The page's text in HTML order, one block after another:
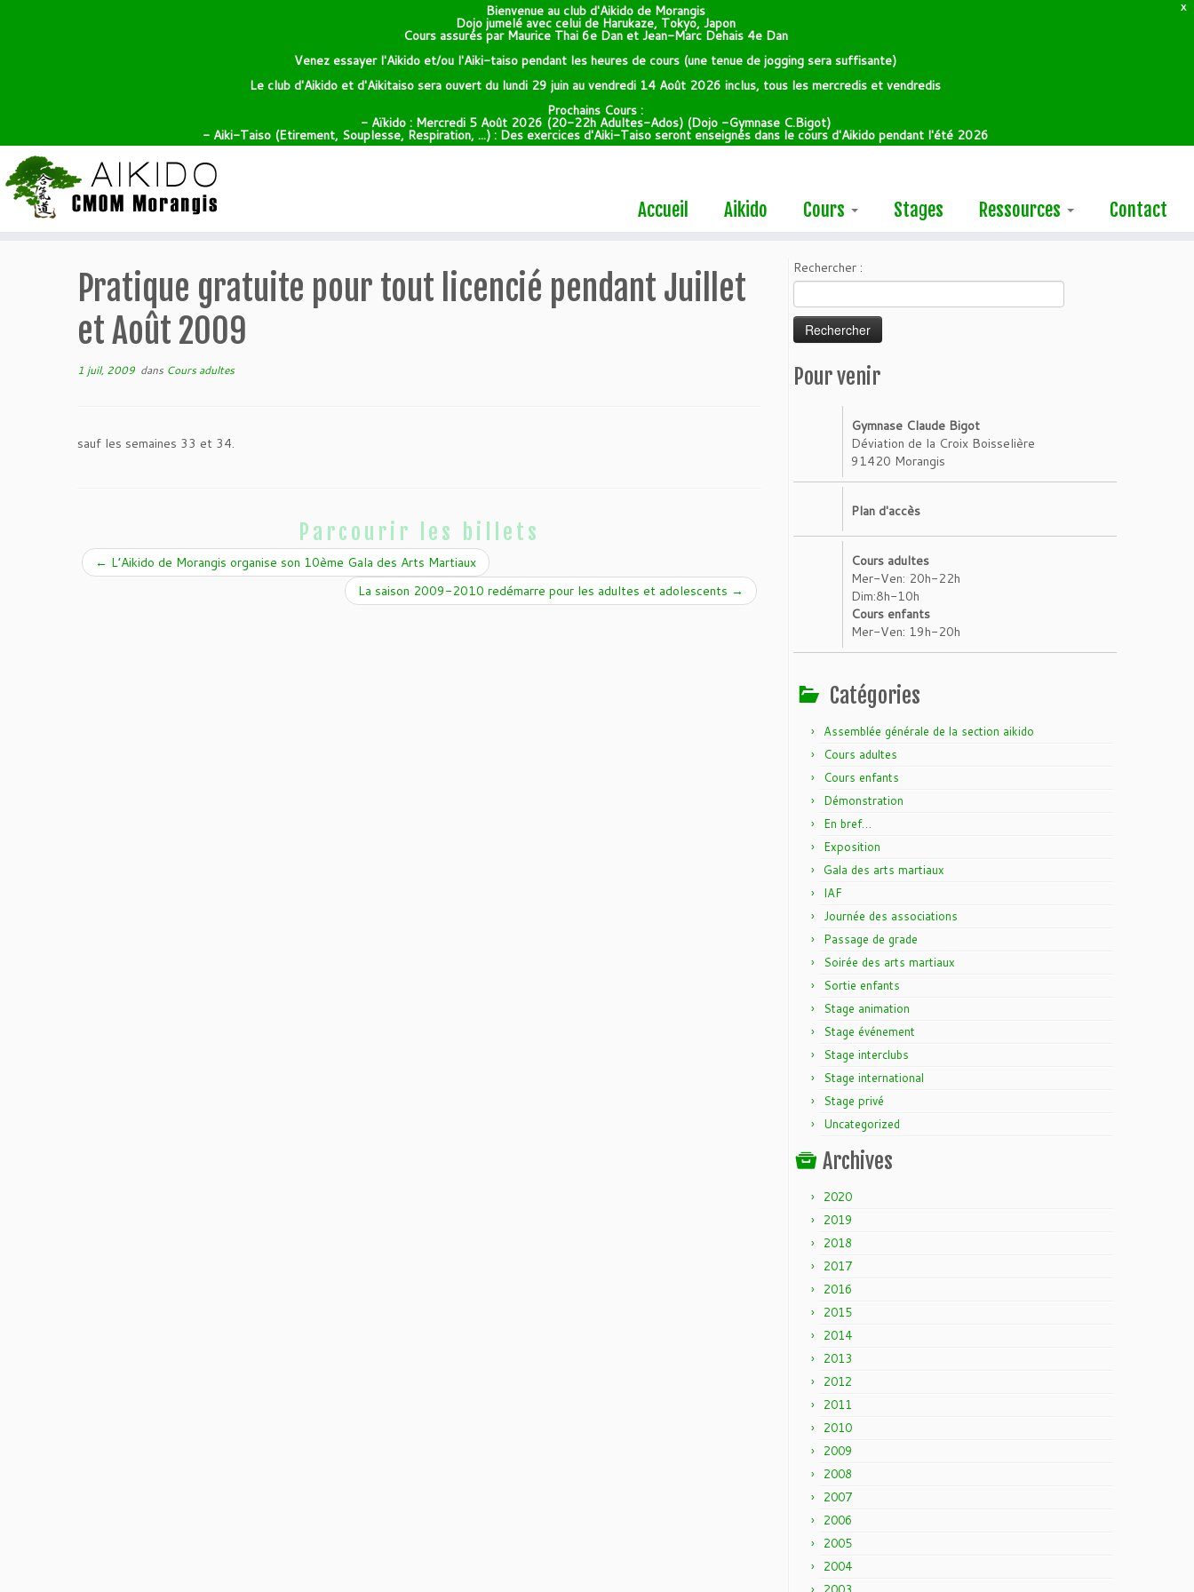
X
Bienvenue au club d'Aikido de Morangis
Dojo jumelé avec celui de Harukaze, Tokyo, Japon
Cours assurés par Maurice Thai 6e Dan et Jean-Marc Dehais 4e Dan
Venez essayer l'Aikido et/ou l'Aiki-taiso pendant les heures de cours (une tenue de jogging sera suffisante)
Le club d'Aikido et d'Aikitaiso sera ouvert du lundi 29 juin au vendredi 14 Août 2026 inclus, tous les mercredis et vendredis
Prochains Cours :
- Aïkido : Mercredi 5 Août 2026 (20-22h Adultes-Ados) (Dojo -Gymnase C.Bigot)
- Aiki-Taiso (Etirement, Souplesse, Respiration, ...) : Des exercices d'Aiki-Taiso seront enseignés dans le cours d'Aikido pendant l'été 2026
Accueil Aikido Cours Stages Ressources Contact
Pratique gratuite pour tout licencié pendant Juillet
et Août 2009
1 juil, 2009 dans Cours adultes
sauf les semaines 33 et 34.
Parcourir les billets
← L’Aikido de Morangis organise son 10ème Gala des Arts Martiaux
La saison 2009-2010 redémarre pour les adultes et adolescents →
Rechercher :
Pour venir
Gymnase Claude Bigot
Déviation de la Croix Boisselière
91420 Morangis
Plan d'accès
Cours adultes
Mer-Ven: 20h-22h
Dim:8h-10h
Cours enfants
Mer-Ven: 19h-20h
Catégories
Assemblée générale de la section aikido
Cours adultes
Cours enfants
Démonstration
En bref…
Exposition
Gala des arts martiaux
IAF
Journée des associations
Passage de grade
Soirée des arts martiaux
Sortie enfants
Stage animation
Stage événement
Stage interclubs
Stage international
Stage privé
Uncategorized
Archives
2020
2019
2018
2017
2016
2015
2014
2013
2012
2011
2010
2009
2008
2007
2006
2005
2004